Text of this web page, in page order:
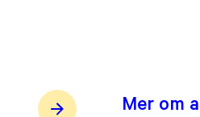
Mer om